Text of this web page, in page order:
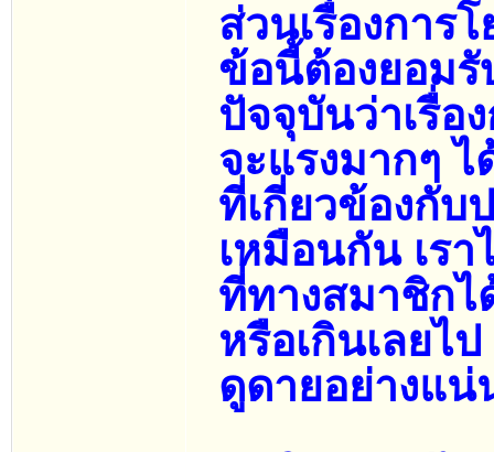
ส่วนเรื่องการ
ข้อนี้ต้องยอม
ปัจจุบันว่าเรื่อ
จะแรงมากๆ
ที่เกี่ยวข้องกับ
เหมือนกัน เร
ที่ทางสมาชิกไ
หรือเกินเลยไ
ดูดายอย่างแน่